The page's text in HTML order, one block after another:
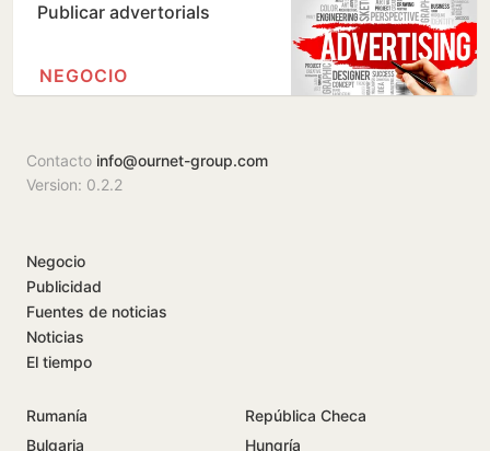
Publicar advertorials
NEGOCIO
Contacto info@ournet-group.com
Version: 0.2.2
Negocio
Publicidad
Fuentes de noticias
Noticias
El tiempo
Rumanía
República Checa
Bulgaria
Hungría